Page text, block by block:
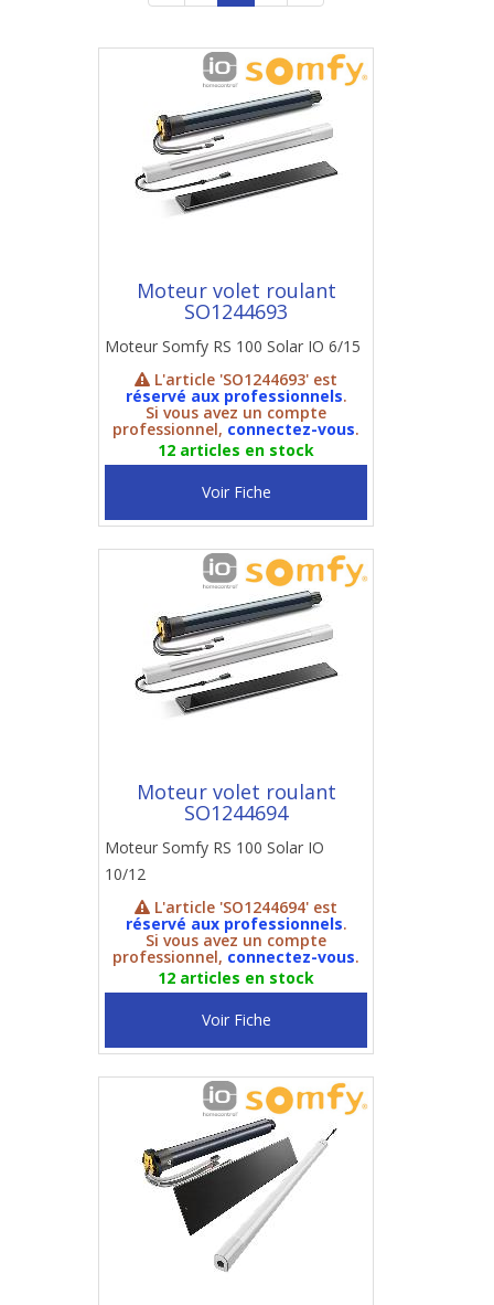
Moteur volet roulant
SO1244693
Moteur Somfy RS 100 Solar IO 6/15
L'article 'SO1244693' est
réservé aux professionnels.
Si vous avez un compte
professionnel, connectez-vous.
12 articles en stock
Voir Fiche
Moteur volet roulant
SO1244694
Moteur Somfy RS 100 Solar IO
10/12
L'article 'SO1244694' est
réservé aux professionnels.
Si vous avez un compte
professionnel, connectez-vous.
12 articles en stock
Voir Fiche